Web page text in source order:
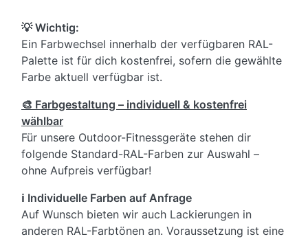
💡 Wichtig:
Ein Farbwechsel innerhalb der verfügbaren RAL-
Palette ist für dich kostenfrei, sofern die gewählte
Farbe aktuell verfügbar ist.
🎨 Farbgestaltung – individuell & kostenfrei
wählbar
Für unsere Outdoor-Fitnessgeräte stehen dir
folgende Standard-RAL-Farben zur Auswahl –
ohne Aufpreis verfügbar!
ℹ️ Individuelle Farben auf Anfrage
Auf Wunsch bieten wir auch Lackierungen in
anderen RAL-Farbtönen an. Voraussetzung ist eine